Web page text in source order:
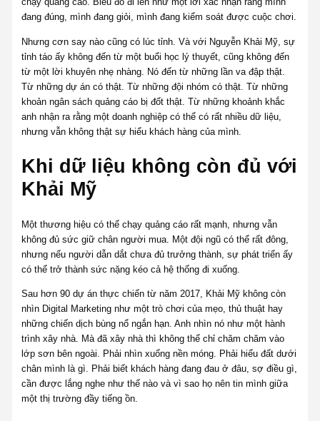
đang đúng, mình đang giỏi, mình đang kiểm soát được cuộc chơi.
Nhưng cơn say nào cũng có lúc tỉnh. Và với Nguyễn Khải Mỹ, sự
tỉnh táo ấy không đến từ một buổi học lý thuyết, cũng không đến
từ một lời khuyên nhẹ nhàng. Nó đến từ những lần va đập thật.
Từ những dự án có thật. Từ những đội nhóm có thật. Từ những
khoản ngân sách quảng cáo bị đốt thật. Từ những khoảnh khắc
anh nhận ra rằng một doanh nghiệp có thể có rất nhiều dữ liệu,
nhưng vẫn không thật sự hiểu khách hàng của mình.
Khi dữ liệu không còn đủ với
Khải Mỹ
Một thương hiệu có thể chạy quảng cáo rất mạnh, nhưng vẫn
không đủ sức giữ chân người mua. Một đội ngũ có thể rất đông,
nhưng nếu người dẫn dắt chưa đủ trưởng thành, sự phát triển ấy
có thể trở thành sức nặng kéo cả hệ thống đi xuống.
Sau hơn 90 dự án thực chiến từ năm 2017, Khải Mỹ không còn
nhìn Digital Marketing như một trò chơi của mẹo, thủ thuật hay
những chiến dịch bùng nổ ngắn hạn. Anh nhìn nó như một hành
trình xây nhà. Mà đã xây nhà thì không thể chỉ chăm chăm vào
lớp sơn bên ngoài. Phải nhìn xuống nền móng. Phải hiểu đất dưới
chân mình là gì. Phải biết khách hàng đang đau ở đâu, sợ điều gì,
cần được lắng nghe như thế nào và vì sao họ nên tin mình giữa
một thị trường đầy tiếng ồn.